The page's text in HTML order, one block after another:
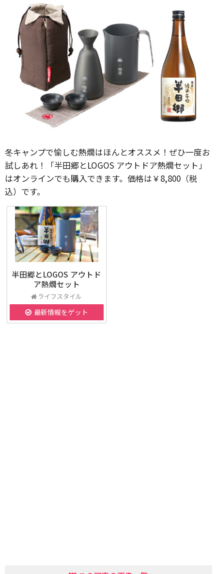
冬キャンプで愉しむ熱燗はほんとオススメ！ぜひ一度お
試しあれ！「半田郷とLOGOS アウトドア熱燗セット」
はオンラインでも購入できます。価格は￥8,800（税
込）です。
半田郷とLOGOS アウトド
ア熱燗セット
ライフスタイル
最新情報をゲット